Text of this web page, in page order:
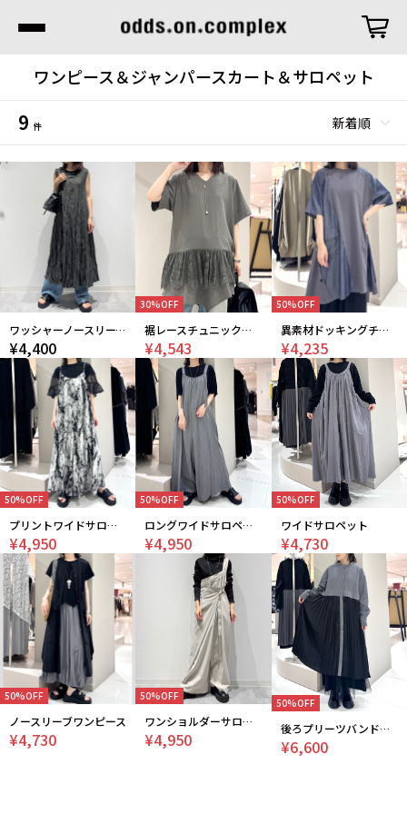
ワンピース＆ジャンパースカート＆サロペット
9 件
ワッシャーノースリーブワンピース
¥4,400
30%OFF
裾レースチュニックワンピース
¥4,543
50%OFF
異素材ドッキングチュニック
¥4,235
50%OFF
プリントワイドサロペット
¥4,950
50%OFF
ロングワイドサロペット
¥4,950
50%OFF
ワイドサロペット
¥4,730
50%OFF
ノースリーブワンピース
¥4,730
50%OFF
ワンショルダーサロペット
¥4,950
50%OFF
後ろプリーツバンドカラーワンピース
¥6,600